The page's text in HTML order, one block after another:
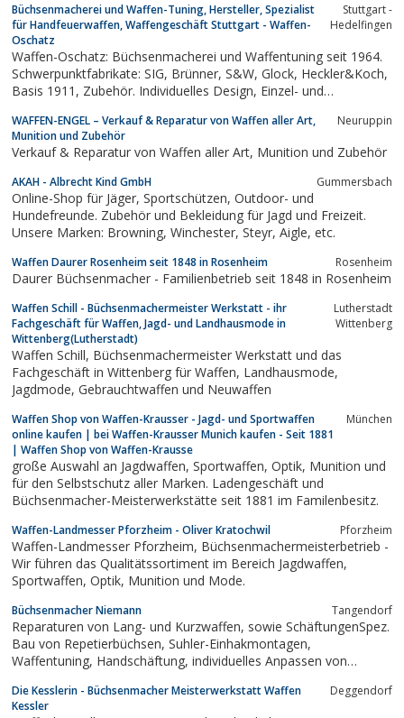
Smith & Wesson, Smith und Wesson,<meta name=
Büchsenmacherei und Waffen-Tuning, Hersteller, Spezialist
für Handfeuerwaffen, Waffengeschäft Stuttgart - Waffen-
Oschatz
Stuttgart -
Hedelfingen
Waffen-Oschatz: Büchsenmacherei und Waffentuning seit 1964.
Schwerpunktfabrikate: SIG, Brünner, S&W, Glock, Heckler&Koch,
Basis 1911, Zubehör. Individuelles Design, Einzel- und
WAFFEN-ENGEL – Verkauf & Reparatur von Waffen aller Art,
Munition und Zubehör
Neuruppin
Verkauf & Reparatur von Waffen aller Art, Munition und Zubehör
AKAH - Albrecht Kind GmbH Gummersbach
Online-Shop für Jäger, Sportschützen, Outdoor- und
Hundefreunde. Zubehör und Bekleidung für Jagd und Freizeit.
Unsere Marken: Browning, Winchester, Steyr, Aigle, etc.
Waffen Daurer Rosenheim seit 1848 in Rosenheim Rosenheim
Daurer Büchsenmacher - Familienbetrieb seit 1848 in Rosenheim
Waffen Schill - Büchsenmachermeister Werkstatt - ihr
Fachgeschäft für Waffen, Jagd- und Landhausmode in
Wittenberg(Lutherstadt)
Lutherstadt
Wittenberg
Waffen Schill, Büchsenmachermeister Werkstatt und das
Fachgeschäft in Wittenberg für Waffen, Landhausmode,
Jagdmode, Gebrauchtwaffen und Neuwaffen
Waffen Shop von Waffen-Krausser - Jagd- und Sportwaffen
online kaufen | bei Waffen-Krausser Munich kaufen - Seit 1881
| Waffen Shop von Waffen-Krausse
München
große Auswahl an Jagdwaffen, Sportwaffen, Optik, Munition und
für den Selbstschutz aller Marken. Ladengeschäft und
Büchsenmacher-Meisterwerkstätte seit 1881 im Familenbesitz.
Waffen-Landmesser Pforzheim - Oliver Kratochwil Pforzheim
Waffen-Landmesser Pforzheim, Büchsenmachermeisterbetrieb -
Wir führen das Qualitätssortiment im Bereich Jagdwaffen,
Sportwaffen, Optik, Munition und Mode.
Büchsenmacher Niemann Tangendorf
Reparaturen von Lang- und Kurzwaffen, sowie SchäftungenSpez.
Bau von Repetierbüchsen, Suhler-Einhakmontagen,
Waffentuning, Handschäftung, individuelles Anpassen von
Die Kesslerin - Büchsenmacher Meisterwerkstatt Waffen
Kessler
Deggendorf